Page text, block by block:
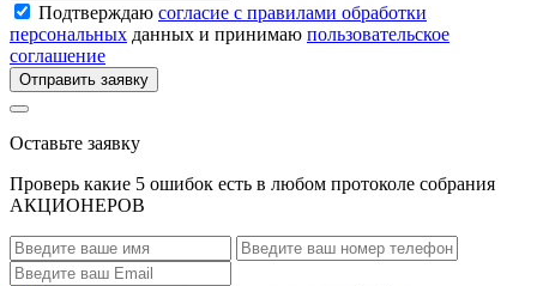
Подтверждаю согласие с правилами обработки
персональных данных и принимаю пользовательское
соглашение
Отправить заявку
Оставьте заявку
Проверь какие 5 ошибок есть в любом протоколе собрания
АКЦИОНЕРОВ